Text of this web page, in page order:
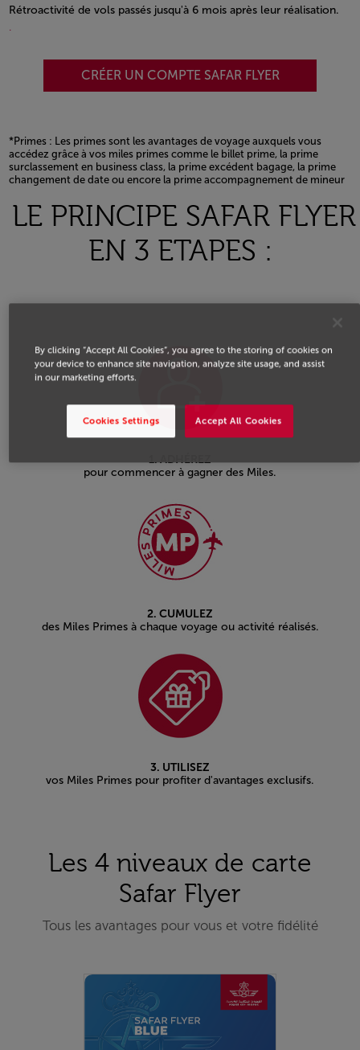
Rétroactivité de vols passés jusqu'à 6 mois après leur réalisation.
.
CRÉER UN COMPTE SAFAR FLYER
*Primes : Les primes sont les avantages de voyage auxquels vous
accédez grâce à vos miles primes comme le billet prime, la prime
surclassement en business class, la prime excédent bagage, la prime
changement de date ou encore la prime accompagnement de mineur
Open in a new window
LE PRINCIPE SAFAR FLYER
EN 3 ETAPES :
1. ADHÉREZ
pour commencer à gagner des Miles.
2. CUMULEZ
des Miles Primes à chaque voyage ou activité réalisés.
3. UTILISEZ
vos Miles Primes pour profiter d'avantages exclusifs.
Les 4 niveaux de carte
Safar Flyer
Tous les avantages pour vous et votre fidélité
By clicking “Accept All Cookies”, you agree to the storing of cookies on
your device to enhance site navigation, analyze site usage, and assist
in our marketing efforts.
Accept All Cookies
Cookies Settings